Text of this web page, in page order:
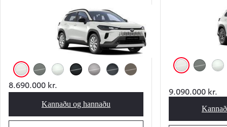
Hvítur (040)
8.690.000 kr.
Kannaðu og hannaðu
Corolla Cross Active
Hvítur (040)
9.090.000 kr.